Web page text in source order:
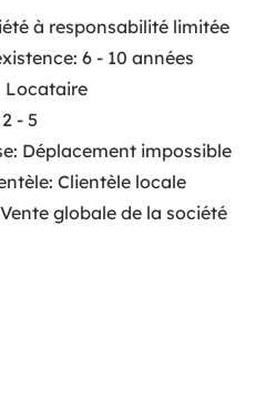
à responsabilité limitée
: 6 - 10 années
Locataire
2 - 5
: Déplacement impossible
: Clientèle locale
Vente globale de la société